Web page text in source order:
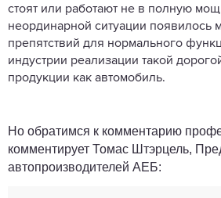
стоят или работают не в полную
неординарной ситуации появилось
препятствий для нормального
индустрии реализации такой
продукции как автомобиль.
Но обратимся к комментарию
комментирует Томас Штэрцель,
автопроизводителей АЕБ: